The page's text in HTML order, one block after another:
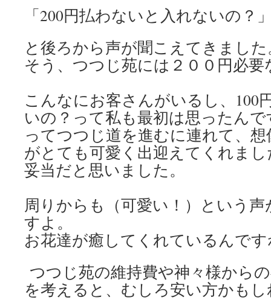
「200円払わないと入れないの？
と後ろから声が聞こえてきました
そう、つつじ苑には２００円必要
こんなにお客さんがいるし、100
いの？って私も最初は思ったん
ってつつじ道を進むに連れて、
がとても可愛く出迎えてくれま
妥当だと思いました。
周りからも（可愛い！）という
すよ。
お花達が癒してくれているんで
つつじ苑の維持費や神々様から
を考えると、むしろ安い方かも